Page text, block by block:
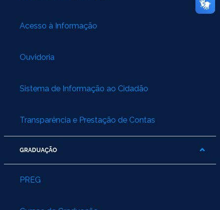
Acesso à Informação
Ouvidoria
Sistema de Informação ao Cidadão
Transparência e Prestação de Contas
GRADUAÇÃO
PREG